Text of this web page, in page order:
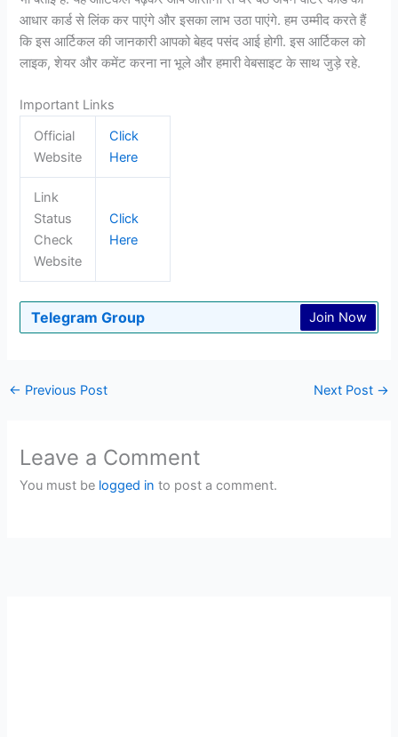
आधार कार्ड से लिंक कर पाएंगे और इसका लाभ उठा पाएंगे. हम उम्मीद करते हैं
कि इस आर्टिकल की जानकारी आपको बेहद पसंद आई होगी. इस आर्टिकल को
लाइक, शेयर और कमेंट करना ना भूले और हमारी वेबसाइट के साथ जुड़े रहे.
Important Links
Official
Website
Click
Here
Link
Status
Check
Website
Click
Here
Telegram Group Join Now
← Previous Post Next Post →
Leave a Comment
You must be logged in to post a comment.